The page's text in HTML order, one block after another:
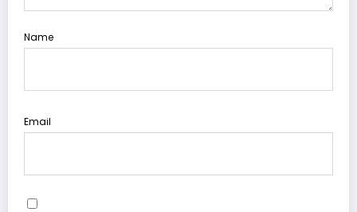
Name
Email